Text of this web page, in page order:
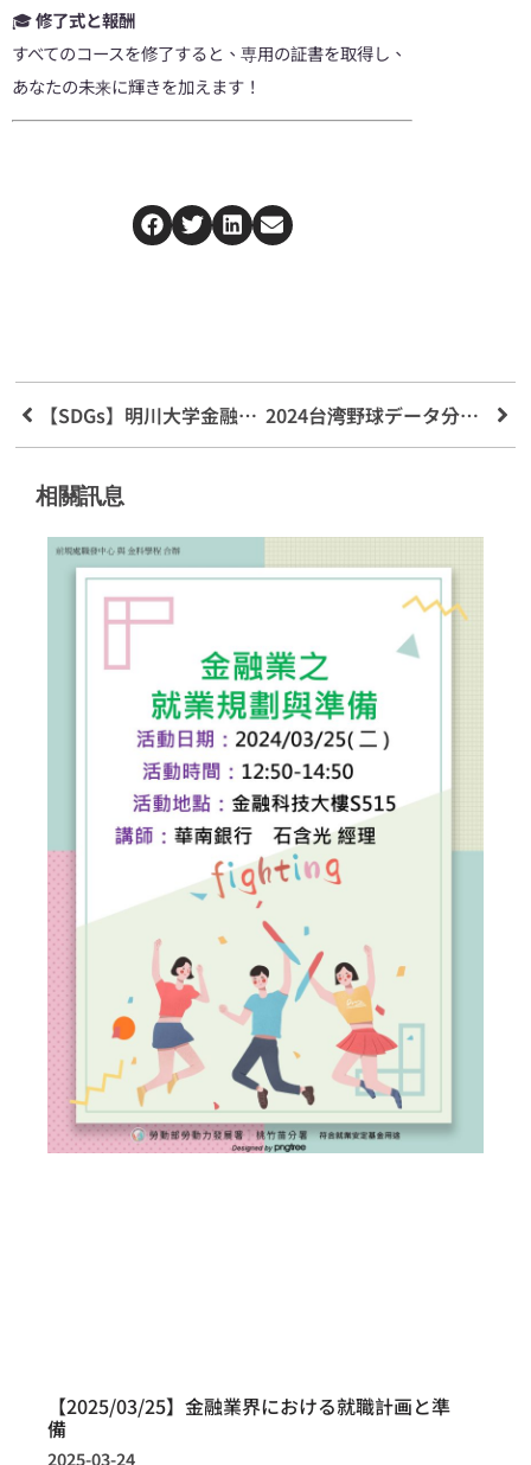
🎓修了式と報酬
すべてのコースを修了すると、専用の証書を取得し、
あなたの未来に輝きを加えます！
【SDGs】明川大学金融工学学院がSTARBITと提携し、スマートファイナンスと持続可能な未来を推進 2024台湾野球データ分析大会決勝戦
相關訊息
【2025/03/25】金融業界における就職計画と準
備
2025-03-24